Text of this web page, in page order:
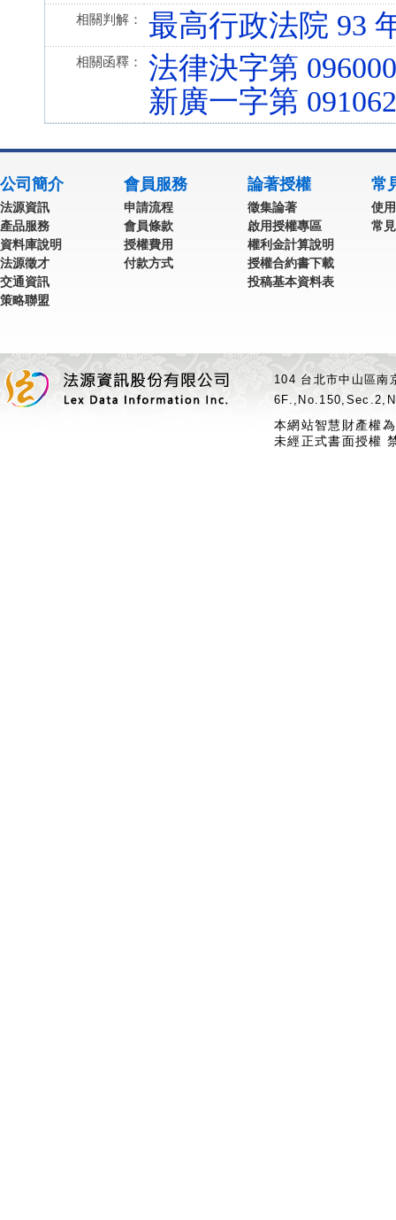
相關判解： 最高行政法院 93
相關函釋：
法律決字第
新廣一字第
公司簡介
法源資訊
產品服務
資料庫說明
法源徵才
交通資訊
策略聯盟
會員服務
申請流程
會員條款
授權費用
付款方式
論著授權
徵集論著
啟用授權專區
權利金計算說明
授權合約書下載
投稿基本資料表
常
使
常
104 台北市中山區
本網站智慧財產權
未經正式書面授權